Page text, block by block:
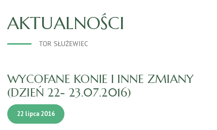
AKTUALNOŚCI
TOR SŁUŻEWIEC
WYCOFANE KONIE I INNE ZMIANY
(DZIEŃ 22- 23.07.2016)
22 lipca 2016